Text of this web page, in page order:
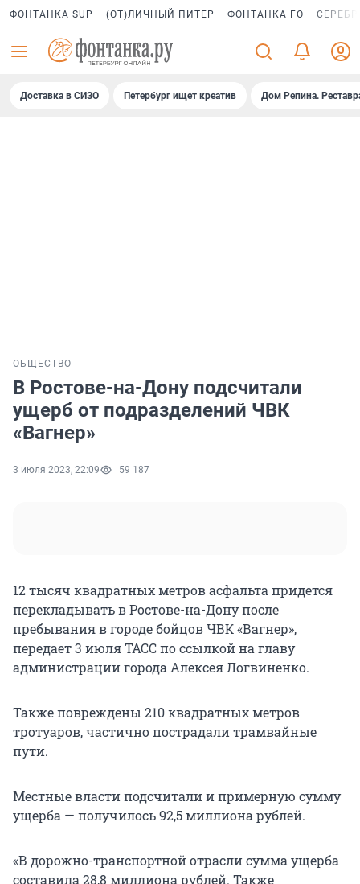
ФОНТАНКА SUP (ОТ)ЛИЧНЫЙ ПИТЕР ФОНТАНКА ГО
Доставка в СИЗО Петербург ищет креатив Дом Репина.
ОБЩЕСТВО
В Ростове-на-Дону подсчитали
ущерб от подразделений ЧВК
«Вагнер»
3 июля 2023, 22:09 59 187
12 тысяч квадратных метров асфальта придется
перекладывать в Ростове-на-Дону после
пребывания в городе бойцов ЧВК «Вагнер»,
передает 3 июля ТАСС по ссылкой на главу
администрации города Алексея Логвиненко.
Также повреждены 210 квадратных метров
тротуаров, частично пострадали трамвайные
пути.
Местные власти подсчитали и примерную сумму
ущерба — получилось 92,5 миллиона рублей.
«В дорожно-транспортной отрасли сумма ущерба
составила 28,8 миллиона рублей. Также